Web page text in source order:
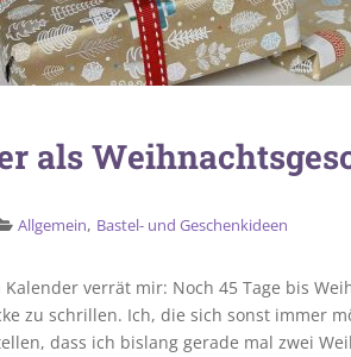
als
Allgemein, Bastel- und Geschenkideen
verrät mir: Noch 45 Tage bis
zu schrillen. Ich, die sich sonst immer
dass ich bislang gerade mal zwei